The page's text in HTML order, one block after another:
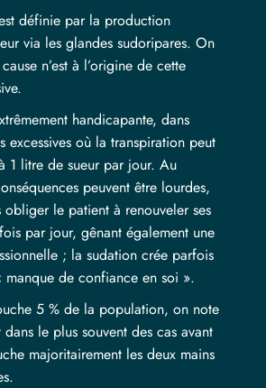
définie par la production
via les glandes sudoripares. On
n’est à l’origine de cette
handicapante, dans
excessives où la transpiration peut
1 litre de sueur par jour. Au
peuvent être lourdes,
le patient à renouveler ses
par jour, gênant également une
; la sudation crée parfois
manque de confiance en soi ».
5 % de la population, on note
le plus souvent des cas avant
majoritairement les deux mains